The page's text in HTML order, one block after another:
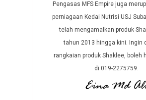
Pengasas MFS Empire juga
perniagaan Kedai Nutrisi USJ
telah mengamalkan produk
tahun 2013 hingga kini. Ingin
rangkaian produk Shaklee, boleh
di 019-2275759.